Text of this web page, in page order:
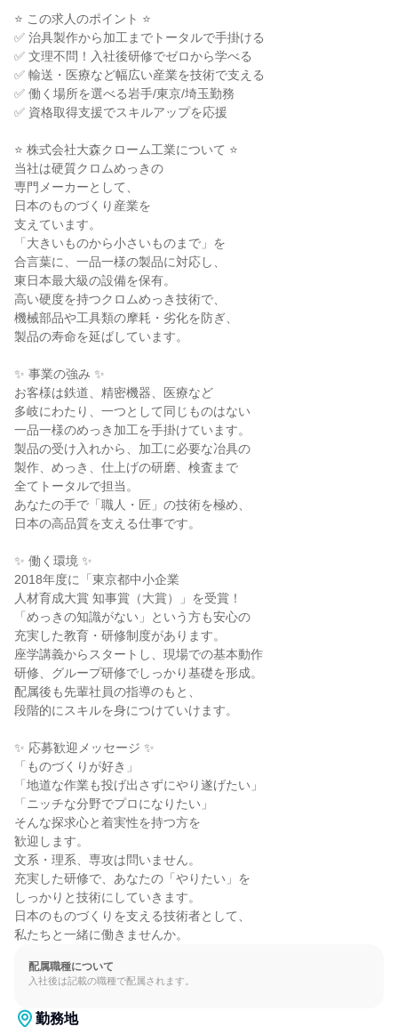
⭐ この求人のポイント ⭐
✅ 治具製作から加工までトータルで手掛ける
✅ 文理不問！入社後研修でゼロから学べる
✅ 輸送・医療など幅広い産業を技術で支える
✅ 働く場所を選べる岩手/東京/埼玉勤務
✅ 資格取得支援でスキルアップを応援
⭐ 株式会社大森クローム工業について ⭐
当社は硬質クロムめっきの
専門メーカーとして、
日本のものづくり産業を
支えています。
「大きいものから小さいものまで」を
合言葉に、一品一様の製品に対応し、
東日本最大級の設備を保有。
高い硬度を持つクロムめっき技術で、
機械部品や工具類の摩耗・劣化を防ぎ、
製品の寿命を延ばしています。
✨ 事業の強み ✨
お客様は鉄道、精密機器、医療など
多岐にわたり、一つとして同じものはない
一品一様のめっき加工を手掛けています。
製品の受け入れから、加工に必要な冶具の
製作、めっき、仕上げの研磨、検査まで
全てトータルで担当。
あなたの手で「職人・匠」の技術を極め、
日本の高品質を支える仕事です。
✨ 働く環境 ✨
2018年度に「東京都中小企業
人材育成大賞 知事賞（大賞）」を受賞！
「めっきの知識がない」という方も安心の
充実した教育・研修制度があります。
座学講義からスタートし、現場での基本動作
研修、グループ研修でしっかり基礎を形成。
配属後も先輩社員の指導のもと、
段階的にスキルを身につけていけます。
✨ 応募歓迎メッセージ ✨
「ものづくりが好き」
「地道な作業も投げ出さずにやり遂げたい」
「ニッチな分野でプロになりたい」
そんな探求心と着実性を持つ方を
歓迎します。
文系・理系、専攻は問いません。
充実した研修で、あなたの「やりたい」を
しっかりと技術にしていきます。
日本のものづくりを支える技術者として、
私たちと一緒に働きませんか。
配属職種について
入社後は記載の職種で配属されます。
勤務地